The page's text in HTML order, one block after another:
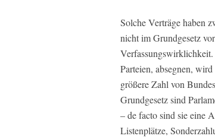
Solche Verträge haben
nicht im Grundgesetz
Verfassungswirklichkeit.
Parteien, absegnen,
größere Zahl von
Grundgesetz sind
– de facto sind sie eine
Listenplätze,